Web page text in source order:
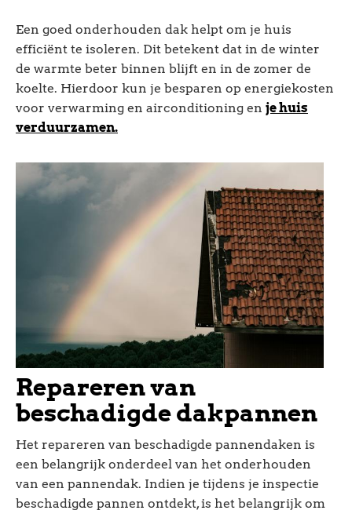
Een goed onderhouden dak helpt om je huis
efficiënt te isoleren. Dit betekent dat in de winter
de warmte beter binnen blijft en in de zomer de
koelte. Hierdoor kun je besparen op energiekosten
voor verwarming en airconditioning en je huis
verduurzamen.
Repareren van
beschadigde dakpannen
Het repareren van beschadigde pannendaken is
een belangrijk onderdeel van het onderhouden
van een pannendak. Indien je tijdens je inspectie
beschadigde pannen ontdekt, is het belangrijk om